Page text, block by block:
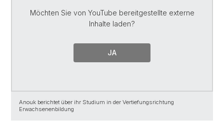
Möchten Sie von YouTube bereitgestellte externe
Inhalte laden?
JA
Anouk berichtet über ihr Studium in der Vertiefungsrichtung
Erwachsenenbildung